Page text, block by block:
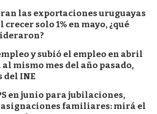
las exportaciones uruguayas
crecer solo 1% en mayo, ¿qué
y subió el empleo en abril
mismo mes del año pasado,
del INE
en junio para jubilaciones,
asignaciones familiares: mirá el